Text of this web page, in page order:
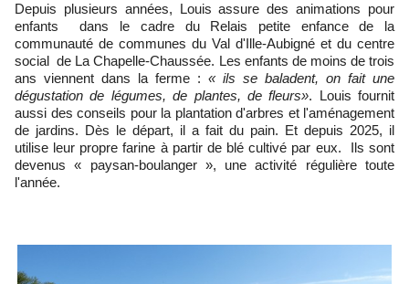
Depuis plusieurs années, Louis assure des animations pour
enfants dans le cadre du Relais petite enfance de la
communauté de communes du Val d'Ille-Aubigné et du centre
social de La Chapelle-Chaussée. Les enfants de moins de trois
ans viennent dans la ferme : « ils se baladent, on fait une
dégustation de légumes, de plantes, de fleurs». Louis fournit
aussi des conseils pour la plantation d'arbres et l'aménagement
de jardins. Dès le départ, il a fait du pain. Et depuis 2025, il
utilise leur propre farine à partir de blé cultivé par eux. Ils sont
devenus « paysan-boulanger », une activité régulière toute
l'année.